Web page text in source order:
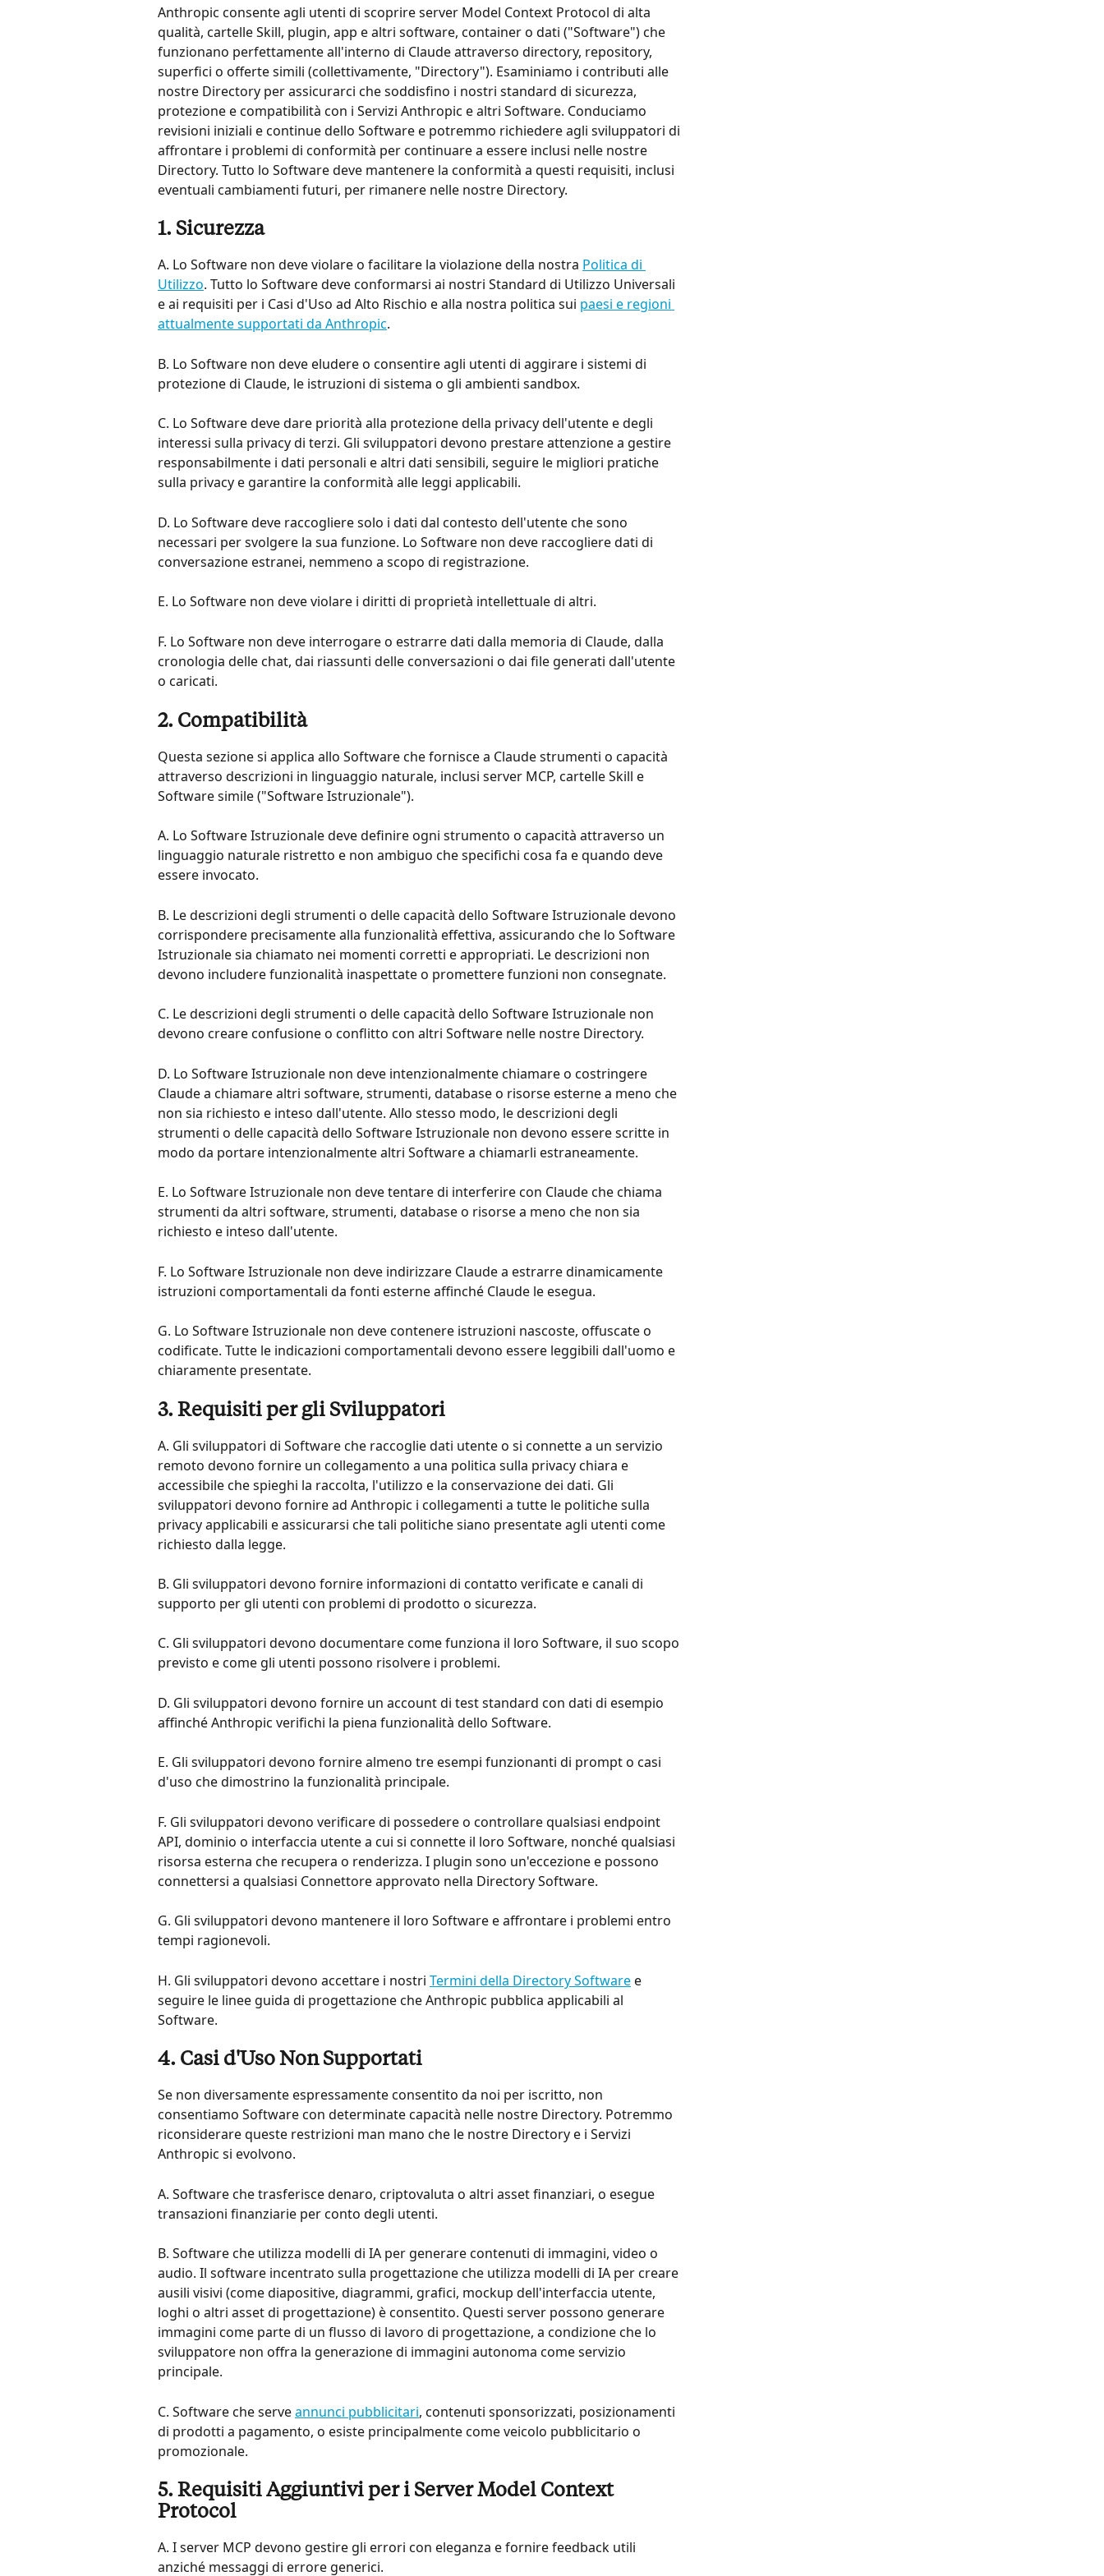
Anthropic consente agli utenti di scoprire server Model Context Protocol di alta
qualità, cartelle Skill, plugin, app e altri software, container o dati ("Software") che
funzionano perfettamente all'interno di Claude attraverso directory, repository,
superfici o offerte simili (collettivamente, "Directory"). Esaminiamo i contributi alle
nostre Directory per assicurarci che soddisfino i nostri standard di sicurezza,
protezione e compatibilità con i Servizi Anthropic e altri Software. Conduciamo
revisioni iniziali e continue dello Software e potremmo richiedere agli sviluppatori di
affrontare i problemi di conformità per continuare a essere inclusi nelle nostre
Directory. Tutto lo Software deve mantenere la conformità a questi requisiti, inclusi
eventuali cambiamenti futuri, per rimanere nelle nostre Directory.
1. Sicurezza
A. Lo Software non deve violare o facilitare la violazione della nostra Politica di
Utilizzo. Tutto lo Software deve conformarsi ai nostri Standard di Utilizzo Universali
e ai requisiti per i Casi d'Uso ad Alto Rischio e alla nostra politica sui paesi e regioni
attualmente supportati da Anthropic.
B. Lo Software non deve eludere o consentire agli utenti di aggirare i sistemi di
protezione di Claude, le istruzioni di sistema o gli ambienti sandbox.
C. Lo Software deve dare priorità alla protezione della privacy dell'utente e degli
interessi sulla privacy di terzi. Gli sviluppatori devono prestare attenzione a gestire
responsabilmente i dati personali e altri dati sensibili, seguire le migliori pratiche
sulla privacy e garantire la conformità alle leggi applicabili.
D. Lo Software deve raccogliere solo i dati dal contesto dell'utente che sono
necessari per svolgere la sua funzione. Lo Software non deve raccogliere dati di
conversazione estranei, nemmeno a scopo di registrazione.
E. Lo Software non deve violare i diritti di proprietà intellettuale di altri.
F. Lo Software non deve interrogare o estrarre dati dalla memoria di Claude, dalla
cronologia delle chat, dai riassunti delle conversazioni o dai file generati dall'utente
o caricati.
2. Compatibilità
Questa sezione si applica allo Software che fornisce a Claude strumenti o capacità
attraverso descrizioni in linguaggio naturale, inclusi server MCP, cartelle Skill e
Software simile ("Software Istruzionale").
A. Lo Software Istruzionale deve definire ogni strumento o capacità attraverso un
linguaggio naturale ristretto e non ambiguo che specifichi cosa fa e quando deve
essere invocato.
B. Le descrizioni degli strumenti o delle capacità dello Software Istruzionale devono
corrispondere precisamente alla funzionalità effettiva, assicurando che lo Software
Istruzionale sia chiamato nei momenti corretti e appropriati. Le descrizioni non
devono includere funzionalità inaspettate o promettere funzioni non consegnate.
C. Le descrizioni degli strumenti o delle capacità dello Software Istruzionale non
devono creare confusione o conflitto con altri Software nelle nostre Directory.
D. Lo Software Istruzionale non deve intenzionalmente chiamare o costringere
Claude a chiamare altri software, strumenti, database o risorse esterne a meno che
non sia richiesto e inteso dall'utente. Allo stesso modo, le descrizioni degli
strumenti o delle capacità dello Software Istruzionale non devono essere scritte in
modo da portare intenzionalmente altri Software a chiamarli estraneamente.
E. Lo Software Istruzionale non deve tentare di interferire con Claude che chiama
strumenti da altri software, strumenti, database o risorse a meno che non sia
richiesto e inteso dall'utente.
F. Lo Software Istruzionale non deve indirizzare Claude a estrarre dinamicamente
istruzioni comportamentali da fonti esterne affinché Claude le esegua.
G. Lo Software Istruzionale non deve contenere istruzioni nascoste, offuscate o
codificate. Tutte le indicazioni comportamentali devono essere leggibili dall'uomo e
chiaramente presentate.
3. Requisiti per gli Sviluppatori
A. Gli sviluppatori di Software che raccoglie dati utente o si connette a un servizio
remoto devono fornire un collegamento a una politica sulla privacy chiara e
accessibile che spieghi la raccolta, l'utilizzo e la conservazione dei dati. Gli
sviluppatori devono fornire ad Anthropic i collegamenti a tutte le politiche sulla
privacy applicabili e assicurarsi che tali politiche siano presentate agli utenti come
richiesto dalla legge.
B. Gli sviluppatori devono fornire informazioni di contatto verificate e canali di
supporto per gli utenti con problemi di prodotto o sicurezza.
C. Gli sviluppatori devono documentare come funziona il loro Software, il suo scopo
previsto e come gli utenti possono risolvere i problemi.
D. Gli sviluppatori devono fornire un account di test standard con dati di esempio
affinché Anthropic verifichi la piena funzionalità dello Software.
E. Gli sviluppatori devono fornire almeno tre esempi funzionanti di prompt o casi
d'uso che dimostrino la funzionalità principale.
F. Gli sviluppatori devono verificare di possedere o controllare qualsiasi endpoint
API, dominio o interfaccia utente a cui si connette il loro Software, nonché qualsiasi
risorsa esterna che recupera o renderizza. I plugin sono un'eccezione e possono
connettersi a qualsiasi Connettore approvato nella Directory Software.
G. Gli sviluppatori devono mantenere il loro Software e affrontare i problemi entro
tempi ragionevoli.
H. Gli sviluppatori devono accettare i nostri Termini della Directory Software e
seguire le linee guida di progettazione che Anthropic pubblica applicabili al
Software.
4. Casi d'Uso Non Supportati
Se non diversamente espressamente consentito da noi per iscritto, non
consentiamo Software con determinate capacità nelle nostre Directory. Potremmo
riconsiderare queste restrizioni man mano che le nostre Directory e i Servizi
Anthropic si evolvono.
A. Software che trasferisce denaro, criptovaluta o altri asset finanziari, o esegue
transazioni finanziarie per conto degli utenti.
B. Software che utilizza modelli di IA per generare contenuti di immagini, video o
audio. Il software incentrato sulla progettazione che utilizza modelli di IA per creare
ausili visivi (come diapositive, diagrammi, grafici, mockup dell'interfaccia utente,
loghi o altri asset di progettazione) è consentito. Questi server possono generare
immagini come parte di un flusso di lavoro di progettazione, a condizione che lo
sviluppatore non offra la generazione di immagini autonoma come servizio
principale.
C. Software che serve annunci pubblicitari, contenuti sponsorizzati, posizionamenti
di prodotti a pagamento, o esiste principalmente come veicolo pubblicitario o
promozionale.
5. Requisiti Aggiuntivi per i Server Model Context
Protocol
A. I server MCP devono gestire gli errori con eleganza e fornire feedback utili
anziché messaggi di errore generici.